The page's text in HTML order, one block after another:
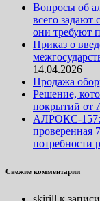
Вопросы об
всего
они требуют
Приказ о
14.04.2026
Продажа
Решение,
покрытий
АЛРОКС-157:
проверенная
потребности
Свежие комментарии
skirill к записи